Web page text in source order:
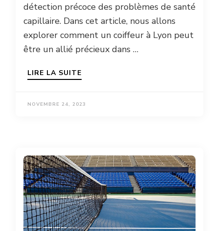
détection précoce des problèmes de santé
capillaire. Dans cet article, nous allons
explorer comment un coiffeur à Lyon peut
être un allié précieux dans …
LIRE LA SUITE
NOVEMBRE 24, 2023